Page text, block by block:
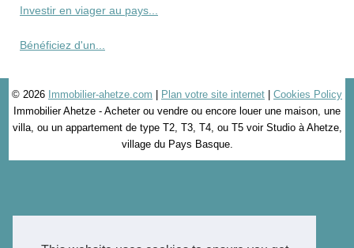
Investir en viager au pays...
Bénéficiez d'un...
© 2026 Immobilier-ahetze.com Plan votre site internet
Cookies Policy
Immobilier Ahetze - Acheter ou vendre ou encore louer une maison, une
villa, ou un appartement de type T2, T3, T4, ou T5 voir Studio à Ahetze,
village du Pays Basque.